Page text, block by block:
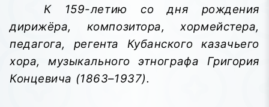
К 159-летию со дня рождения
дирижёра, композитора, хормейстера,
педагога, регента Кубанского казачьего
хора, музыкального этнографа Григория
Концевича (1863–1937).